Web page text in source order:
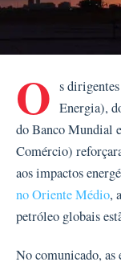
O s
Energia),
do Banco Mundial
Comércio)
aos impactos
no Oriente Médio,
petróleo globais
No comunicado, as